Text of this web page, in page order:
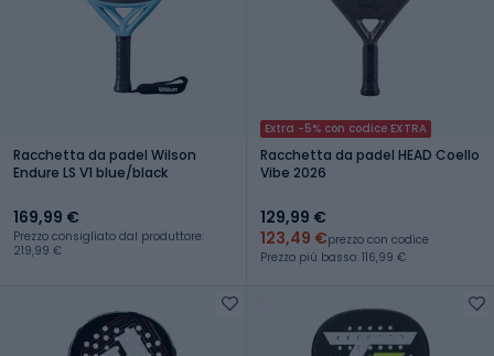
Racchetta da padel Wilson
Endure LS V1 blue/black
169,99 €
Prezzo consigliato dal produttore:
219,99 €
Extra -5% con codice EXTRA
Racchetta da padel HEAD Coello
Vibe 2026
129,99 €
123,49 €prezzo con codice
Prezzo più basso: 116,99 €